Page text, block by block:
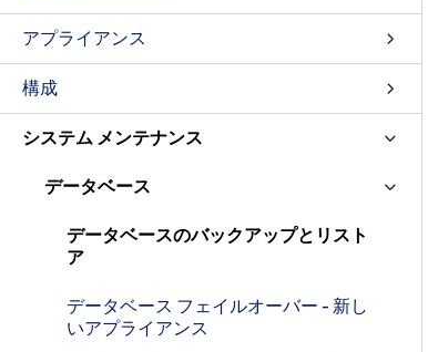
アプライアンス
構成
システム メンテナンス
データベース
データベースのバックアップとリスト
ア
データベース フェイルオーバー - 新し
いアプライアンス